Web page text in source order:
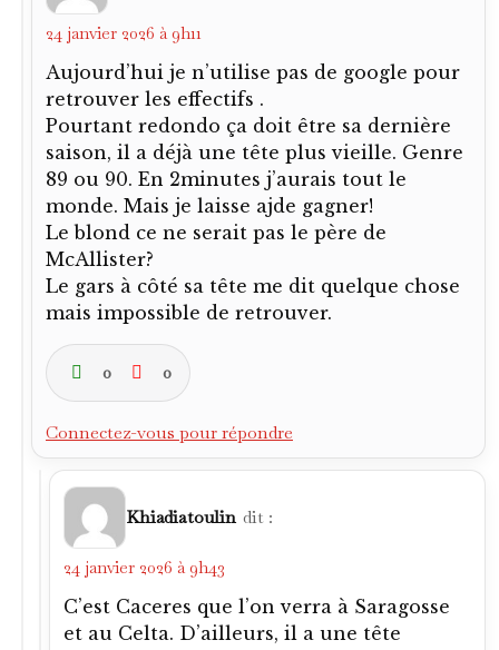
24 janvier 2026 à 9h11
Aujourd’hui je n’utilise pas de google pour
retrouver les effectifs .
Pourtant redondo ça doit être sa dernière
saison, il a déjà une tête plus vieille. Genre
89 ou 90. En 2minutes j’aurais tout le
monde. Mais je laisse ajde gagner!
Le blond ce ne serait pas le père de
McAllister?
Le gars à côté sa tête me dit quelque chose
mais impossible de retrouver.
0 0
Connectez-vous pour répondre
Khiadiatoulin dit :
24 janvier 2026 à 9h43
C’est Caceres que l’on verra à Saragosse
et au Celta. D’ailleurs, il a une tête